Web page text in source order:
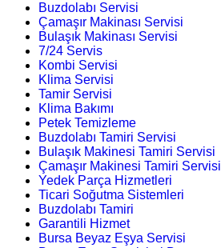
Buzdolabı Servisi
Çamaşır Makinası Servisi
Bulaşık Makinası Servisi
7/24 Servis
Kombi Servisi
Klima Servisi
Tamir Servisi
Klima Bakımı
Petek Temizleme
Buzdolabı Tamiri Servisi
Bulaşık Makinesi Tamiri Servisi
Çamaşır Makinesi Tamiri Servisi
Yedek Parça Hizmetleri
Ticari Soğutma Sistemleri
Buzdolabı Tamiri
Garantili Hizmet
Bursa Beyaz Eşya Servisi